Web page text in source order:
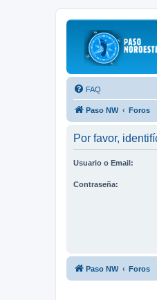
FAQ
Paso NW Foros
Por favor,
Usuario o Email:
Contraseña:
Paso NW Foros